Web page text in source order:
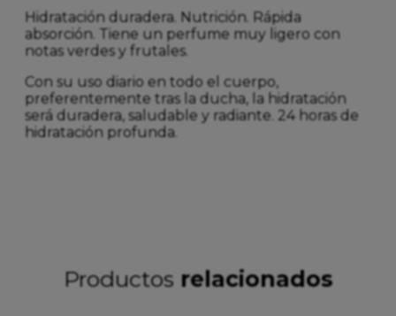
Hidratación duradera. Nutrición. Rápida
absorción. Tiene un perfume muy ligero con
notas verdes y frutales.
Con su uso diario en todo el cuerpo,
preferentemente tras la ducha, la hidratación
será duradera, saludable y radiante. 24 horas de
hidratación profunda.
Productos relacionados